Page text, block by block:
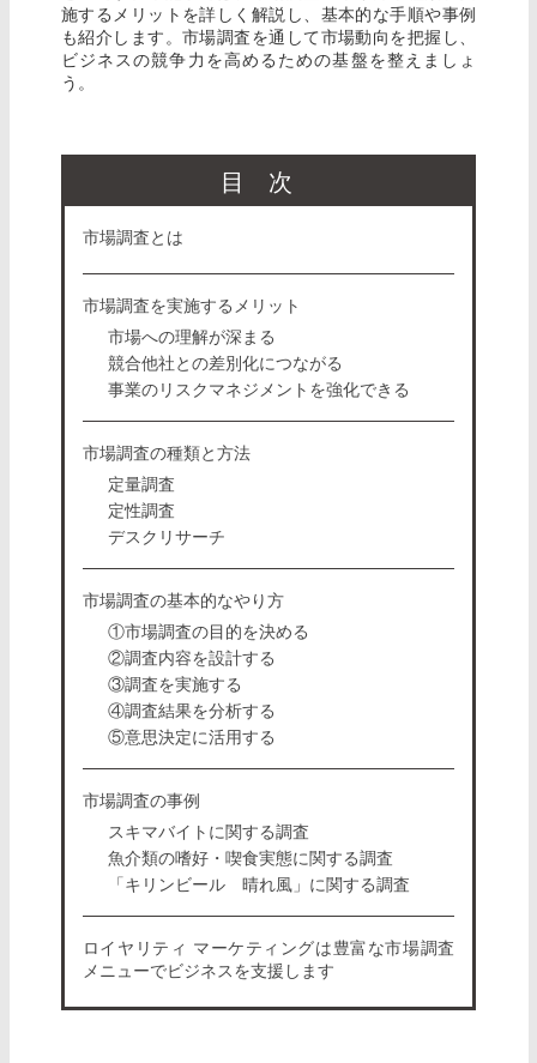
施するメリットを詳しく解説し、基本的な手順や事例
も紹介します。市場調査を通して市場動向を把握し、
ビジネスの競争力を高めるための基盤を整えましょ
う。
目次
市場調査とは
市場調査を実施するメリット
市場への理解が深まる
競合他社との差別化につながる
事業のリスクマネジメントを強化できる
市場調査の種類と方法
定量調査
定性調査
デスクリサーチ
市場調査の基本的なやり方
①市場調査の目的を決める
②調査内容を設計する
③調査を実施する
④調査結果を分析する
⑤意思決定に活用する
市場調査の事例
スキマバイトに関する調査
魚介類の嗜好・喫食実態に関する調査
「キリンビール 晴れ風」に関する調査
ロイヤリティ マーケティングは豊富な市場調査
メニューでビジネスを支援します